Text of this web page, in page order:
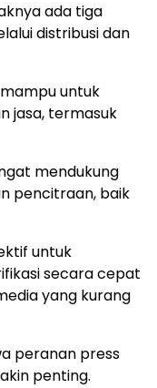
ada tiga
distribusi dan
untuk
jasa, termasuk
mendukung
pencitraan, baik
untuk
secara cepat
yang kurang
peranan press
penting.